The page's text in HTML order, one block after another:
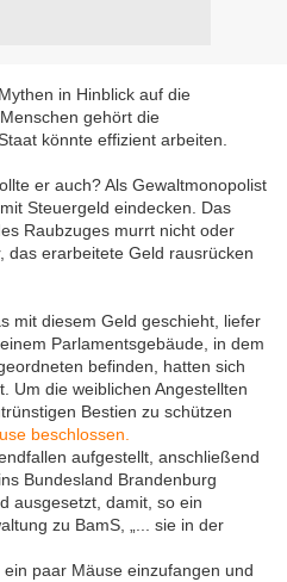
in Hinblick auf die
gehört die
könnte effizient arbeiten.
er auch? Als Gewaltmonopolist
Steuergeld eindecken. Das
Raubzuges murrt nicht oder
das erarbeitete Geld rausrücken
mit diesem Geld geschieht, liefer
Parlamentsgebäude, in dem
befinden, hatten sich
Um die weiblichen Angestellten
Bestien zu schützen
beschlossen.
aufgestellt, anschließend
Bundesland Brandenburg
ausgesetzt, damit, so ein
zu BamS, „... sie in der
paar Mäuse einzufangen und